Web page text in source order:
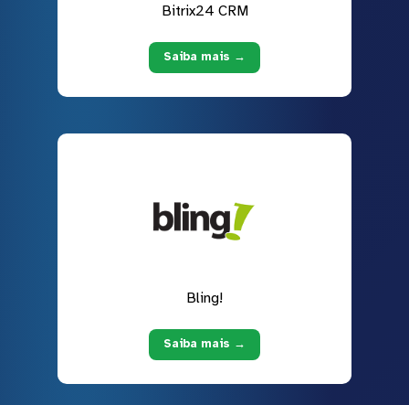
Bitrix24 CRM
Saiba mais →
Bling!
Saiba mais →